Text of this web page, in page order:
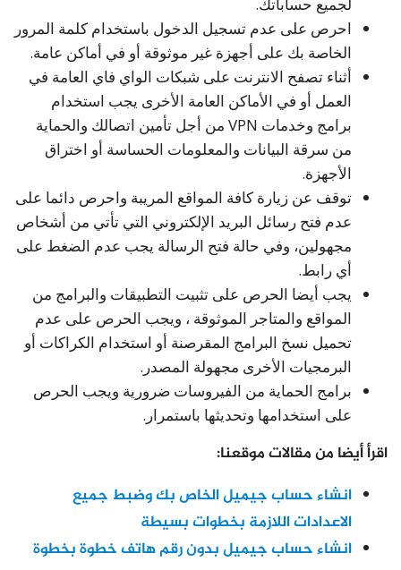
لجميع حساباتك.
احرص على عدم تسجيل الدخول باستخدام كلمة المرور
الخاصة بك على أجهزة غير موثوقة أو في أماكن عامة.
أثناء تصفح الانترنت على شبكات الواي فاي العامة في
العمل أو في الأماكن العامة الأخرى يجب استخدام
برامج وخدمات VPN من أجل تأمين اتصالك والحماية
من سرقة البيانات والمعلومات الحساسة أو اختراق
الأجهزة.
توقف عن زيارة كافة المواقع المريبة واحرص دائما على
عدم فتح رسائل البريد الإلكتروني التي تأتي من أشخاص
مجهولين، وفي حالة فتح الرسالة يجب عدم الضغط على
أي رابط.
يجب أيضا الحرص على تثبيت التطبيقات والبرامج من
المواقع والمتاجر الموثوقة ، ويجب الحرص على عدم
تحميل نسخ البرامج المقرصنة أو استخدام الكراكات أو
البرمجيات الأخرى مجهولة المصدر.
برامج الحماية من الفيروسات ضرورية ويجب الحرص
على استخدامها وتحديثها باستمرار.
اقرأ أيضا من مقالات موقعنا:
انشاء حساب جيميل الخاص بك وضبط جميع
الاعدادات اللازمة بخطوات بسيطة
انشاء حساب جيميل بدون رقم هاتف خطوة بخطوة